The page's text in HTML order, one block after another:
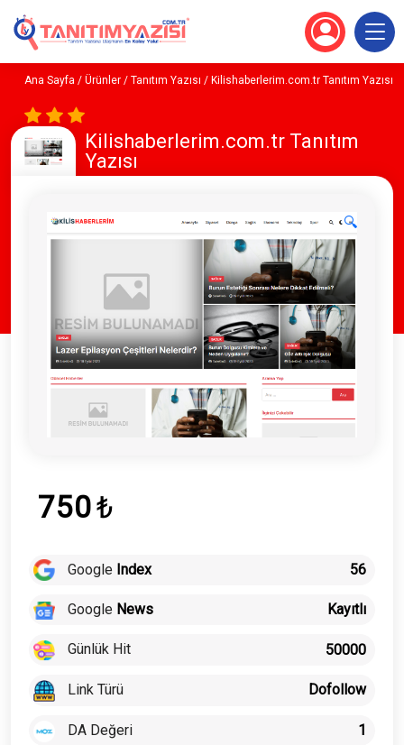
Ana Sayfa / Ürünler / Tanıtım Yazısı / Kilishaberlerim.com.tr Tanıtım Yazısı
Kilishaberlerim.com.tr Tanıtım
Yazısı
🔍
750₺
Google Index 56
Google News Kayıtlı
Günlük Hit 50000
Link Türü Dofollow
DA Değeri 1